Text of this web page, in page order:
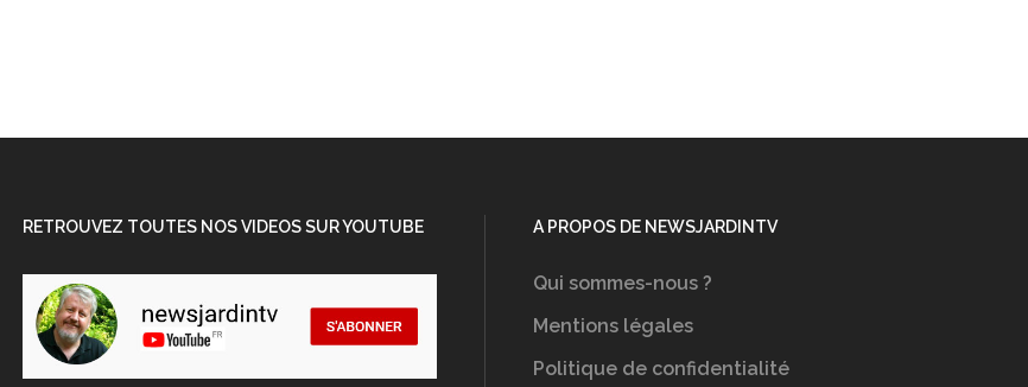
RETROUVEZ TOUTES NOS VIDEOS SUR YOUTUBE A PROPOS DE NEWSJARDINTV
Qui sommes-nous ?
Mentions légales
Politique de confidentialité